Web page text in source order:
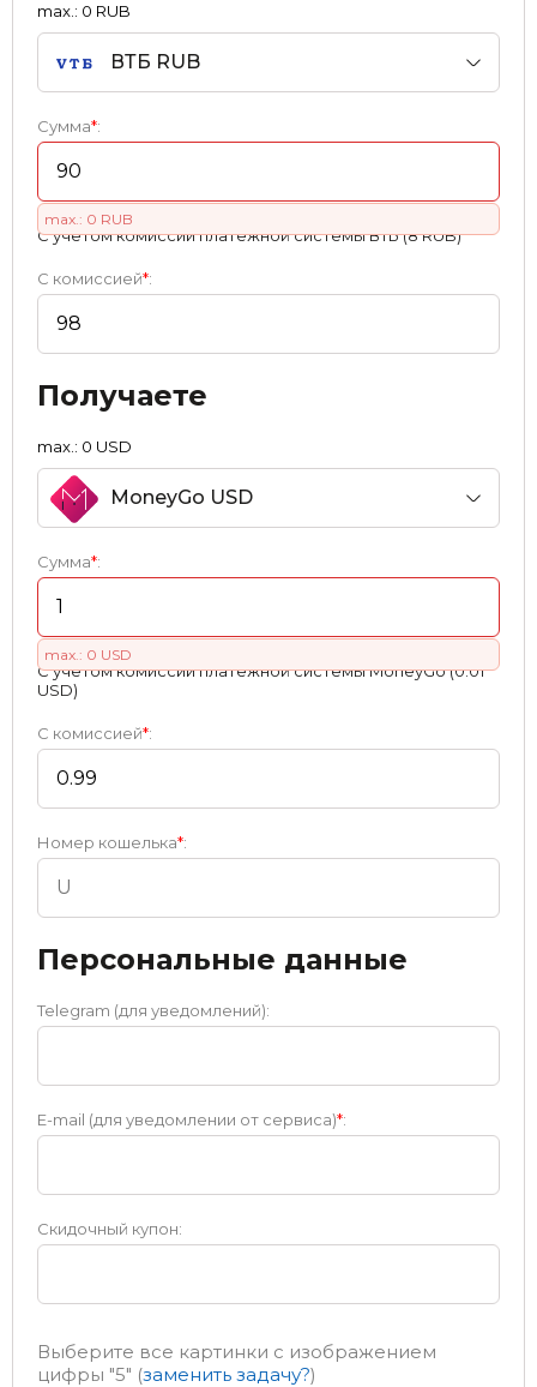
max.: 0 RUB
ВТБ RUB
Сумма*:
max.: 0 RUB
С учетом комиссии платежной системы ВТБ (8 RUB)
С комиссией*:
Получаете
max.: 0 USD
MoneyGo USD
Сумма*:
max.: 0 USD
С учетом комиссии платежной системы MoneyGo (0.01
USD)
С комиссией*:
Номер кошелька*:
Персональные данные
Telegram (для уведомлений):
E-mail (для уведомлении от сервиса)*:
Скидочный купон:
Выберите все картинки с изображением
цифры "5" (заменить задачу?)